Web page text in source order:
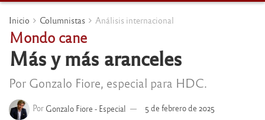
Inicio Columnistas Análisis internacional
Mondo cane
Más y más aranceles
Por Gonzalo Fiore, especial para HDC.
Por Gonzalo Fiore - Especial 5 de febrero de 2025